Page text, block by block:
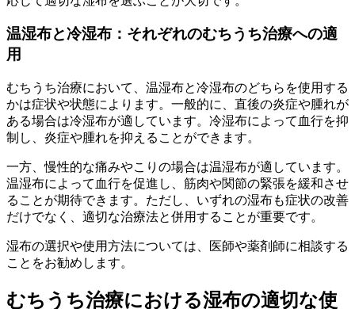
温湿布と冷湿布：それぞれのむちうち治療への適
用
むちうち治療において、温湿布と冷湿布のどちらを使用する
かは症状や状態によります。一般的に、直後の炎症や腫れが
ある場合は冷湿布が適しています。冷湿布によって血行を抑
制し、炎症や腫れを抑えることができます。
一方、慢性的な痛みやこりの場合は温湿布が適しています。
温湿布によって血行を促進し、筋肉や関節の緊張を緩和させ
ることが期待できます。ただし、いずれの湿布も症状の改善
だけでなく、適切な治療法と併用することが重要です。
湿布の選択や使用方法については、医師や薬剤師に相談する
ことをお勧めします。
むちうち治療における湿布の適切な使